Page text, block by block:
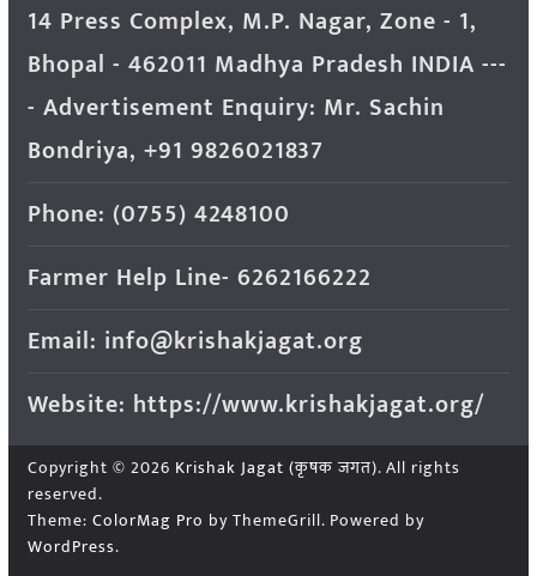
14 Press Complex, M.P. Nagar, Zone - 1,
Bhopal - 462011 Madhya Pradesh INDIA ---
- Advertisement Enquiry: Mr. Sachin
Bondriya, +91 9826021837
Phone: (0755) 4248100
Farmer Help Line- 6262166222
Email: info@krishakjagat.org
Website: https://www.krishakjagat.org/
Copyright © 2026 Krishak Jagat (कृषक जगत). All rights
reserved.
Theme: ColorMag Pro by ThemeGrill. Powered by
WordPress.